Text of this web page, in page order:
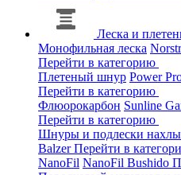
Леска и
Монофильная леска
Перейти в категорию
Плетеный шнур Power
Перейти в категорию
Флюорокарбон Sunline
Перейти в категорию
Шнуры и подлески
BalzerПерейти в
NanoFil NanoFil Bushido